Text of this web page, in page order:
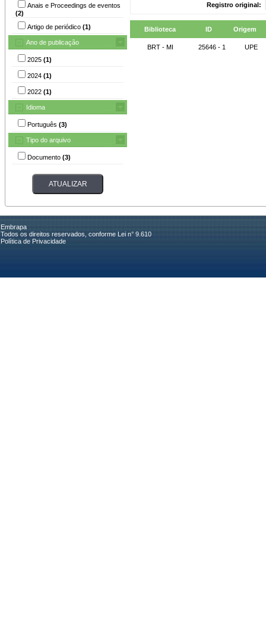
Anais e Proceedings de eventos
(2)
Artigo de periódico (1)
Ano de publicação
2025 (1)
2024 (1)
2022 (1)
Idioma
Português (3)
Tipo do arquivo
Documento (3)
Registro original:
Biblioteca ID Origem
BRT - MI 25646 - 1 UPE
Embrapa
Todos os direitos reservados, conforme Lei n° 9.610
Política de Privacidade